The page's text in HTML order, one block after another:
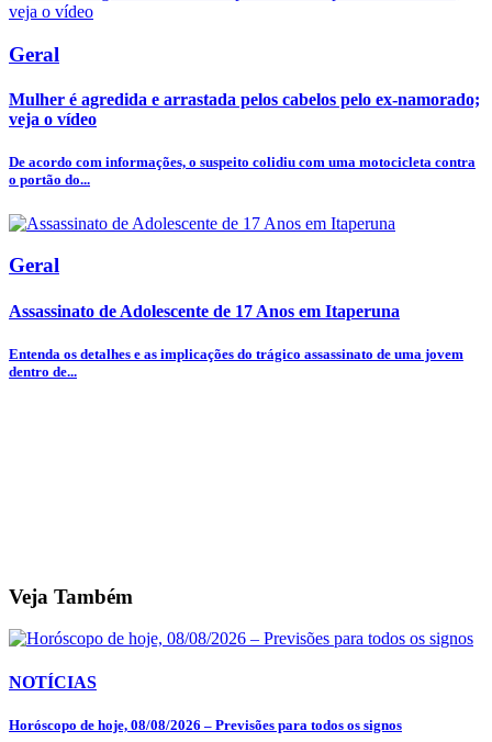
Geral
Mulher é agredida e arrastada pelos cabelos pelo ex-namorado;
veja o vídeo
De acordo com informações, o suspeito colidiu com uma motocicleta contra
o portão do...
Geral
Assassinato de Adolescente de 17 Anos em Itaperuna
Entenda os detalhes e as implicações do trágico assassinato de uma jovem
dentro de...
Veja Também
NOTÍCIAS
Horóscopo de hoje, 08/08/2026 – Previsões para todos os signos